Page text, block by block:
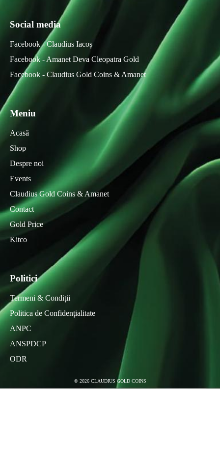
Social media
Facebook - Claudius Iacoș
Facebook - Amanet Deva Cleopatra Gold
Facebook - Claudius Gold Coins & Amanet
Meniu
Acasă
Shop
Despre noi
Events
Claudius Gold Coins & Amanet
Contact
Gold Price
Kitco
Politici
Termeni & Condiții
Politica de Confidențialitate
ANPC
ANSPDCP
ODR
© 2026 CLAUDIUS GOLD COINS